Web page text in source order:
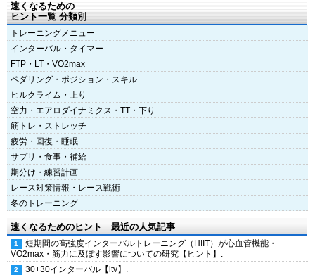
速くなるための
ヒント一覧 分類別
トレーニングメニュー
インターバル・タイマー
FTP・LT・VO2max
ペダリング・ポジション・スキル
ヒルクライム・上り
空力・エアロダイナミクス・TT・下り
筋トレ・ストレッチ
疲労・回復・睡眠
サプリ・食事・補給
期分け・練習計画
レース対策情報・レース戦術
冬のトレーニング
速くなるためのヒント 最近の人気記事
短期間の高強度インターバルトレーニング（HIIT）が心血管機能・
VO2max・筋力に及ぼす影響についての研究【ヒント】.
30+30インターバル【itv】.